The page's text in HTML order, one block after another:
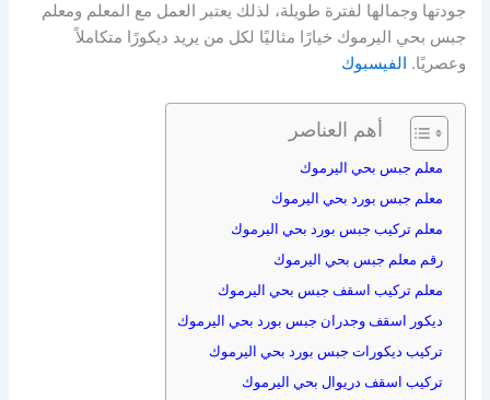
جودتها وجمالها لفترة طويلة، لذلك يعتبر العمل مع المعلم ومعلم
جبس بحي اليرموك خيارًا مثاليًا لكل من يريد ديكورًا متكاملاً
وعصريًا. الفيسبوك
أهم العناصر
معلم جبس بحي اليرموك
معلم جبس بورد بحي اليرموك
معلم تركيب جبس بورد بحي اليرموك
رقم معلم جبس بحي اليرموك
معلم تركيب اسقف جبس بحي اليرموك
ديكور اسقف وجدران جبس بورد بحي اليرموك
تركيب ديكورات جبس بورد بحي اليرموك
تركيب اسقف دريوال بحي اليرموك